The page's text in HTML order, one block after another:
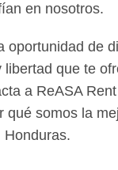
en nosotros.
oportunidad de
libertad que te
a ReASA
qué somos la
Honduras.